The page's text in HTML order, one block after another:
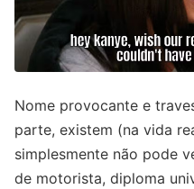
Nome provocante e
parte, existem (na vida
simplesmente não pode
de motorista, diploma